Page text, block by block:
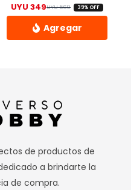
era: UYU 450.
es: UYU 249.
UYU569El precio
UYU 349 El precio actual
39% OFF
variantes.
Las
opciones
se
pueden
de productos de
a brindarte la
de compra.